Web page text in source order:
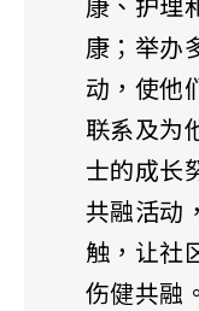
康、护理
康；举办
动，使他
联系及为
士的成长
共融活动
触，让社
伤健共融。